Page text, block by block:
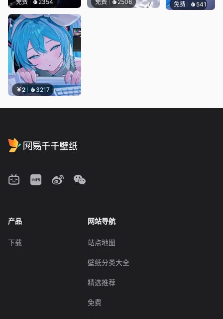
免费 2354 免费 2506
￥2 3217
免费 541辰东
产品
下载
网站导航
站点地图
壁纸分类大全
精选推荐
免费